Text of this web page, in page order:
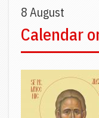
8 August
Calendar